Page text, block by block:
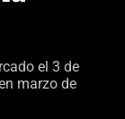
el 3 de
marzo de